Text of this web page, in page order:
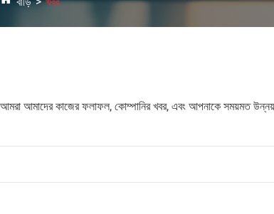
আমরা আমাদের কাজের ফলাফল, কোম্পানির খবর, এবং আপনাকে সময়মত উন্নয়ন